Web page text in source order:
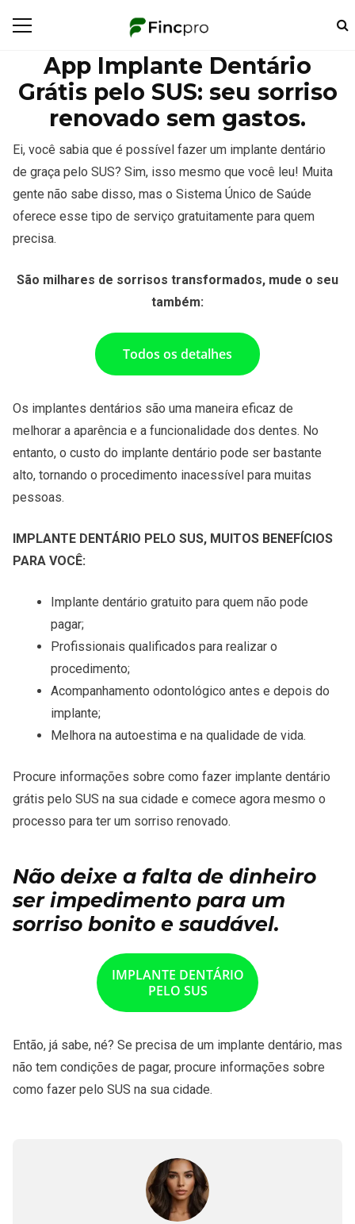
App Implante Dentário
Grátis pelo SUS: seu sorriso
renovado sem gastos.
Ei, você sabia que é possível fazer um implante dentário
de graça pelo SUS? Sim, isso mesmo que você leu! Muita
gente não sabe disso, mas o Sistema Único de Saúde
oferece esse tipo de serviço gratuitamente para quem
precisa.
São milhares de sorrisos transformados, mude o seu
também:
Todos os detalhes
Os implantes dentários são uma maneira eficaz de
melhorar a aparência e a funcionalidade dos dentes. No
entanto, o custo do implante dentário pode ser bastante
alto, tornando o procedimento inacessível para muitas
pessoas.
IMPLANTE DENTÁRIO PELO SUS, MUITOS BENEFÍCIOS
PARA VOCÊ:
Implante dentário gratuito para quem não pode
pagar;
Profissionais qualificados para realizar o
procedimento;
Acompanhamento odontológico antes e depois do
implante;
Melhora na autoestima e na qualidade de vida.
Procure informações sobre como fazer implante dentário
grátis pelo SUS na sua cidade e comece agora mesmo o
processo para ter um sorriso renovado.
Não deixe a falta de dinheiro
ser impedimento para um
sorriso bonito e saudável.
IMPLANTE DENTÁRIO
PELO SUS
Então, já sabe, né? Se precisa de um implante dentário, mas
não tem condições de pagar, procure informações sobre
como fazer pelo SUS na sua cidade.